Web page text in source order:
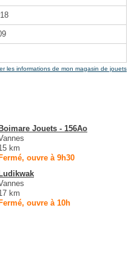
les informations de mon magasin de jouets
Boimare Jouets - 156Ao
km
Fermé, ouvre à 9h30
Ludikwak
km
Fermé, ouvre à 10h